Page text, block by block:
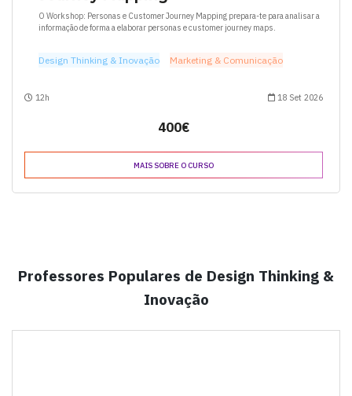
O Workshop: Personas e Customer Journey Mapping prepara-te para analisar a
informação de forma a elaborar personas e customer journey maps.
Design Thinking & Inovação Marketing & Comunicação
12h 18 Set 2026
400€
MAIS SOBRE O CURSO
Professores Populares de Design Thinking &
Inovação